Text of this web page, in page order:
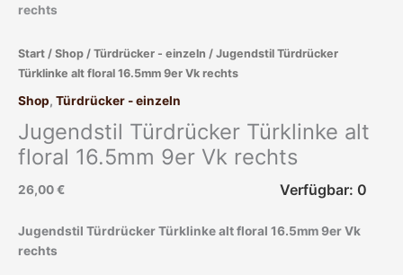
Start / Shop / Türdrücker - einzeln / Jugendstil Türdrücker
Türklinke alt floral 16.5mm 9er Vk rechts
Shop, Türdrücker - einzeln
Jugendstil Türdrücker Türklinke alt
floral 16.5mm 9er Vk rechts
26,00€ Verfügbar: 0
Jugendstil Türdrücker Türklinke alt floral 16.5mm 9er Vk
rechts